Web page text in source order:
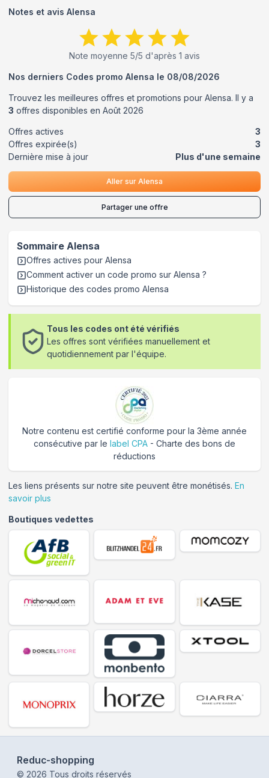
Notes et avis Alensa
Note moyenne 5/5 d'après 1 avis
Nos derniers Codes promo Alensa le 08/08/2026
Trouvez les meilleures offres et promotions pour Alensa. Il y a
3 offres disponibles en Août 2026
Offres actives
3
Offres expirée(s)
3
Dernière mise à jour
Plus d'une semaine
Aller sur Alensa
Partager une offre
Sommaire Alensa
Offres actives pour Alensa
Comment activer un code promo sur Alensa ?
Historique des codes promo Alensa
Tous les codes ont été vérifiés
Les offres sont vérifiées manuellement et
quotidiennement par l'équipe.
Notre contenu est certifié conforme pour la 3ème année
consécutive par le label CPA - Charte des bons de
réductions
Les liens présents sur notre site peuvent être monétisés. En
savoir plus
Boutiques vedettes
Reduc-shopping
© 2026 Tous droits réservés